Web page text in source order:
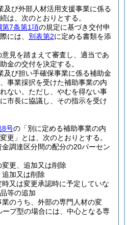
及び外部人材活用支援事業に係る
は、次のとおりとする。
第7条第1項の規定に基づき交付申
には、 別表第2に定める書類を添
見を踏まえて審査し、適当であ
金の交付を決定する。
及び担い手確保事業に係る補助金
事業採択を受けた補助事業の内
ない。 ただし、やむを得ない事
市長に協議し、その指示を受け
8号の「別に定める補助事業の内
更」とは、次のとおりとする。
調達区分間の配分の20パーセン
更、追加又は削除
加又は削除
又は変更承認時に予定していな
等の追加
のうち、外部の専門人材の変
ープ型の場合には、中心となる専